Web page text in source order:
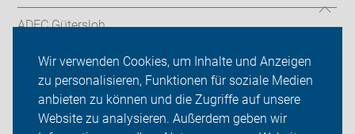
Wir verwenden Cookies, um Inhalte und Anzeigen
zu personalisieren, Funktionen für soziale Medien
anbieten zu können und die Zugriffe auf unsere
Website zu analysieren. Außerdem geben wir
ADFC Gütersloh
Sei dabei
Presse